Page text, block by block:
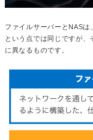
ファイルサーバーとNASは
という点では同じですが、
に異なるものです。